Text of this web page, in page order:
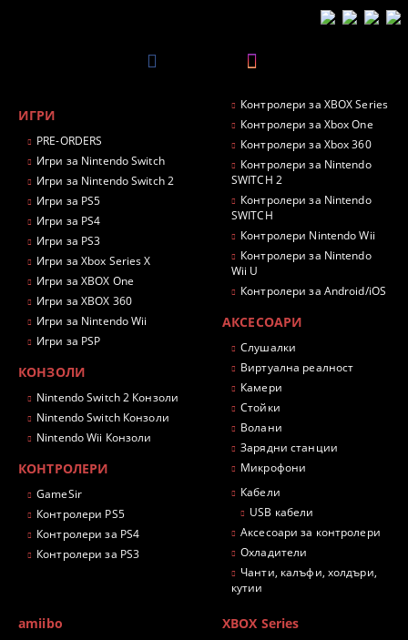
ИГРИ
PRE-ORDERS
Игри за Nintendo Switch
Игри за Nintendo Switch 2
Игри за PS5
Игри за PS4
Игри за PS3
Игри за Xbox Series X
Игри за XBOX One
Игри за XBOX 360
Игри за Nintendo Wii
Игри за PSP
КОНЗОЛИ
Nintendo Switch 2 Конзоли
Nintendo Switch Конзоли
Nintendo Wii Конзоли
КОНТРОЛЕРИ
GameSir
Контролери PS5
Контролери за PS4
Контролери за PS3
Контролери за XBOX Series
Контролери за Xbox One
Контролери за Xbox 360
Контролери за Nintendo
SWITCH 2
Контролери за Nintendo
SWITCH
Контролери Nintendo Wii
Контролери за Nintendo
Wii U
Контролери за Android/iOS
АКСЕСОАРИ
Слушалки
Виртуална реалност
Камери
Стойки
Волани
Зарядни станции
Микрофони
Кабели
USB кабели
Аксесоари за контролери
Охладители
Чанти, калъфи, холдъри,
кутии
amiibo
XBOX Series